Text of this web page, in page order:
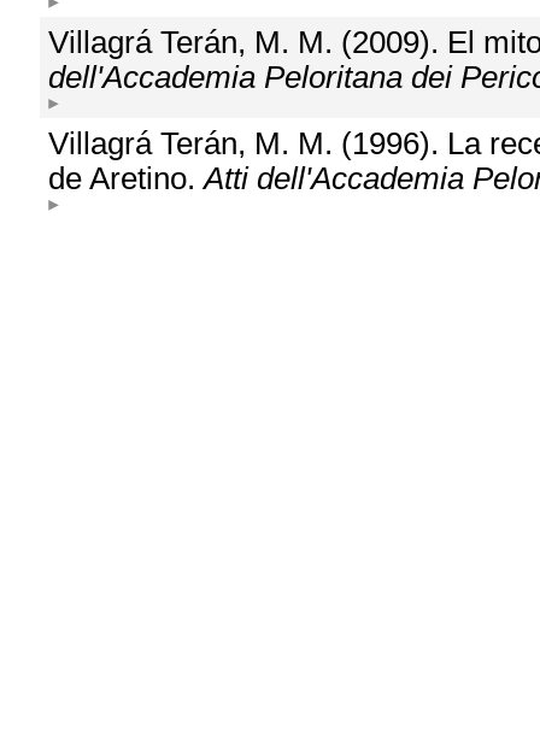
Villagrá Terán, M. M. (2009). El
dell'Accademia Peloritana dei
Villagrá Terán, M. M. (1996). La
de Aretino.Atti dell'Accademia